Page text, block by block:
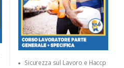
Sicurezza sul Lavoro e Haccp